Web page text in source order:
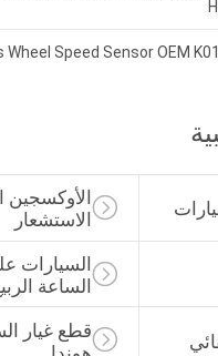
Speed Sensor OEM
الأوكسجين
الاستشعار
السيارات
الساعة
قطع غيار